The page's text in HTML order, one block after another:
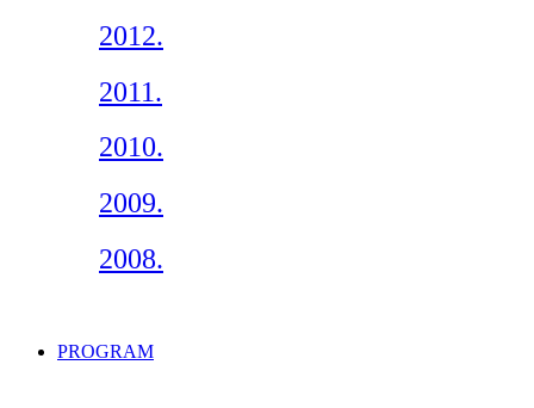
2012.
2011.
2010.
2009.
2008.
PROGRAM